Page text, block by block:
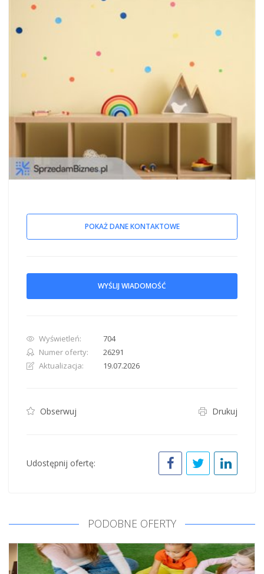
POKAŻ DANE KONTAKTOWE
WYŚLIJ WIADOMOŚĆ
Wyświetleń:
704
Numer oferty:
26291
Aktualizacja:
19.07.2026
Obserwuj Drukuj
Udostępnij ofertę:
PODOBNE OFERTY